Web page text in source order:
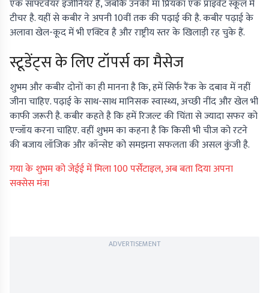
एक सॉफ्टवेयर इंजीनियर है, जबकि उनकी मां प्रियंका एक प्राइवेट स्कूल में
टीचर है. यहीं से कबीर ने अपनी 10वीं तक की पढ़ाई की है. कबीर पढ़ाई के
अलावा खेल-कूद में भी एक्टिव है और राष्ट्रीय स्तर के खिलाड़ी रह चुके हैं.
स्टूडेंट्स के लिए टॉपर्स का मैसेज
शुभम और कबीर दोनों का ही मानना है कि, हमें सिर्फ रैंक के दबाव में नहीं
जीना चाहिए. पढ़ाई के साथ-साथ मानिसक स्वास्थ्य, अच्छी नींद और खेल भी
काफी जरूरी है. कबीर कहते है कि हमें रिजल्ट की चिंता से ज्यादा सफर को
एन्जॉय करना चाहिए. वहीं शुभम का कहना है कि किसी भी चीज को रटने
की बजाय लॉजिक और कॉन्सेप्ट को समझना सफलता की असल कुंजी है.
गया के शुभम को जेईई में मिला 100 पर्सेंटाइल, अब बता दिया अपना
सक्सेस मंत्रा
ADVERTISEMENT